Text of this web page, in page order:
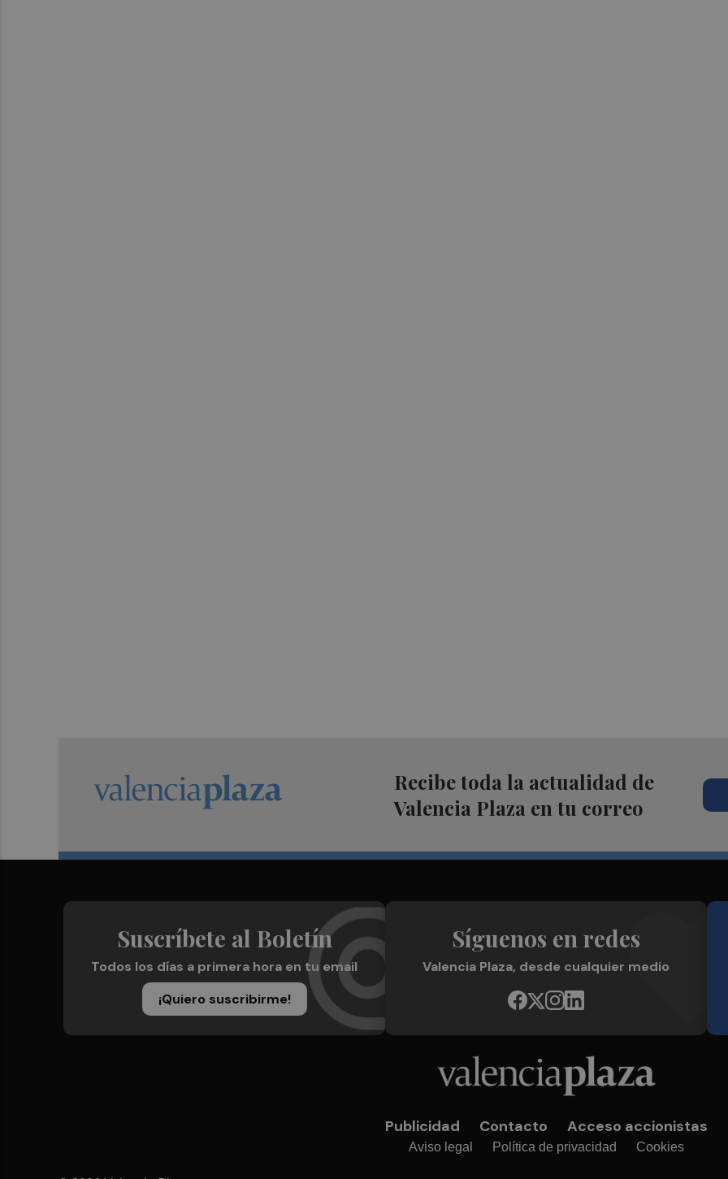
Recibe toda la actualidad de
Valencia Plaza en tu correo
Suscríbete al Boletín
Todos los días a primera hora en tu email
¡Quiero suscribirme!
Síguenos en redes
Valencia Plaza, desde cualquier medio
Publicidad Contacto Acceso accionistas
Aviso legal Política de privacidad Cookies